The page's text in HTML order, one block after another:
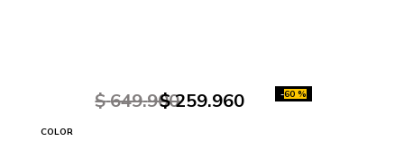
$ 649.900
$ 259.960 -60 %
COLOR